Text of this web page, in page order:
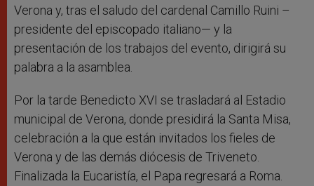
Verona y, tras el saludo del cardenal Camillo Ruini –
presidente del episcopado italiano— y la
presentación de los trabajos del evento, dirigirá su
palabra a la asamblea.
Por la tarde Benedicto XVI se trasladará al Estadio
municipal de Verona, donde presidirá la Santa Misa,
celebración a la que están invitados los fieles de
Verona y de las demás diócesis de Triveneto.
Finalizada la Eucaristía, el Papa regresará a Roma.